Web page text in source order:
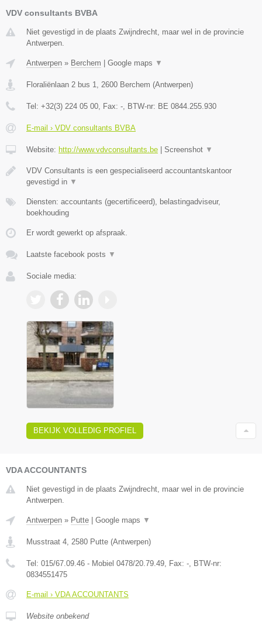
VDV consultants BVBA
Niet gevestigd in de plaats Zwijndrecht, maar wel in de provincie
Antwerpen.
Antwerpen » Berchem | Google maps ▼
Floraliënlaan 2 bus 1 2600 Berchem (Antwerpen)
Tel: +32(3) 224 05 00 , Fax: - , BTW-nr: BE 0844.255.930
E-mail › VDV consultants BVBA
Website: http://www.vdvconsultants.be | Screenshot ▼
VDV Consultants is een gespecialiseerd accountantskantoor
gevestigd in ▼
Diensten: accountants (gecertificeerd), belastingadviseur,
boekhouding
Er wordt gewerkt op afspraak.
Laatste facebook posts ▼
Sociale media:
BEKIJK VOLLEDIG PROFIEL
VDA ACCOUNTANTS
Niet gevestigd in de plaats Zwijndrecht, maar wel in de provincie
Antwerpen.
Antwerpen » Putte | Google maps ▼
Musstraat 4 2580 Putte (Antwerpen)
Tel: 015/67.09.46 - Mobiel 0478/20.79.49 , Fax: - , BTW-nr:
0834551475
E-mail › VDA ACCOUNTANTS
Website onbekend